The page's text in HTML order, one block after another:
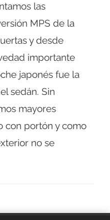
las
MPS de la
y desde
importante
japonés fue la
sedán. Sin
mayores
con portón y como
no se